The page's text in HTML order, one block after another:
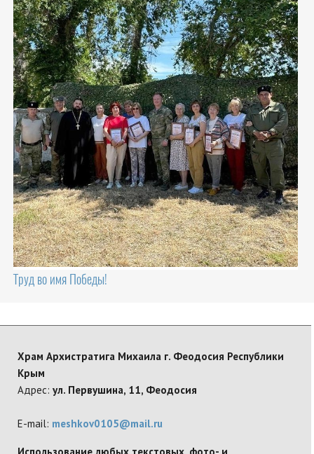
Труд во имя Победы!
Храм Архистратига Михаила г. Феодосия Республики
Крым
Адрес: ул. Первушина, 11, Феодосия
E-mail: meshkov0105@mail.ru